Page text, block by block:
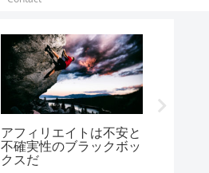
書評『Kindleのまとめサ
イトでどうにかこうにか
1000日間生計をたてた